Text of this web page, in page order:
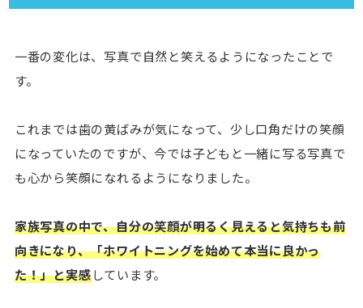
一番の変化は、写真で自然と笑えるようになったことで
す。
これまでは歯の黄ばみが気になって、少し口角だけの笑顔
になっていたのですが、今では子どもと一緒に写る写真で
も心から笑顔になれるようになりました。
家族写真の中で、自分の笑顔が明るく見えると気持ちも前
向きになり、「ホワイトニングを始めて本当に良かっ
た！」と実感しています。